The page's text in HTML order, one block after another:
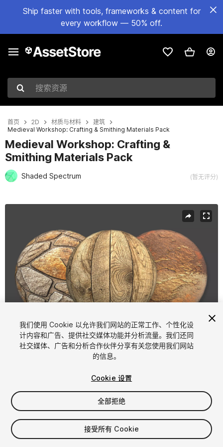
Ship faster with tools, frameworks & content for
every workflow — 50% off.
搜索资源
首页 2D 材质与材料
建筑
Medieval Workshop: Crafting & Smithing Materials Pack
Medieval Workshop: Crafting &
Smithing Materials Pack
Shaded Spectrum (暂无评分)
1/5
$9
增值税将在结算时计算
我们使用 Cookie 以允许我们网站的正常工作、个性化设
计内容和广告、提供社交媒体功能并分析流量。我们还同
社交媒体、广告和分析合作伙伴分享有关您使用我们网站
的信息。
Cookie 设置
全部拒绝
接受所有 Cookie